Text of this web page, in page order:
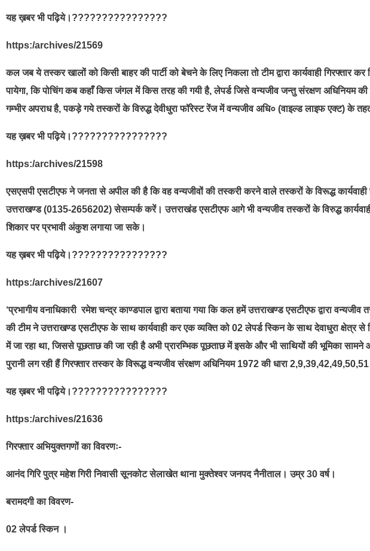
यह ख़बर भी पढ़िये।????????????????
https:/archives/21569
कल जब ये तस्कर खालों को किसी बाहर की पार्टी को बेचने के लिए निकला तो टीम द्वारा कार्यवाही गिरफ्तार
पायेगा, कि पोचिंग कब कहाँ किस जंगल में किस तरह की गयी है, लेपर्ड जिसे वन्यजीव जन्तु संरक्षण अधिनियम
गम्भीर अपराध है, पकड़े गये तस्करों के विरुद्ध देवीधुरा फॉरेस्ट रेंज में वन्यजीव अधि० (वाइल्ड लाइफ एक्ट) के
यह ख़बर भी पढ़िये।????????????????
https:/archives/21598
एसएसपी एसटीएफ ने जनता से अपील की है कि वह वन्यजीवों की तस्करी करने वाले तस्करों के विरूद्ध
उत्तराखण्ड (0135-2656202) सेसम्पर्क करें। उत्तराखंड एसटीएफ आगे भी वन्यजीव तस्करों के विरुद्ध
शिकार पर प्रभावी अंकुश लगाया जा सके।
यह ख़बर भी पढ़िये।????????????????
https:/archives/21607
‘प्रभागीय वनाधिकारी रमेश चन्द्र काण्डपाल द्वारा बताया गया कि कल हमें उत्तराखण्ड एसटीएफ द्वारा
की टीम ने उत्तराखण्ड एसटीएफ के साथ कार्यवाही कर एक व्यक्ति को 02 लेपर्ड स्किन के साथ देवाधुरा क्षेत्र
में जा रहा था, जिससे पूछताछ की जा रही है अभी प्रारम्भिक पूछताछ में इसके और भी साथियों की भूमिका सामने
पुरानी लग रही हैं गिरफ्तार तस्कर के विरूद्ध वन्यजीव संरक्षण अधिनियम 1972 की धारा
यह ख़बर भी पढ़िये।????????????????
https:/archives/21636
गिरफ्तार अभियुक्तगणों का विवरणः-
आनंद गिरि पुत्र महेश गिरी निवासी सूनकोट सेलाखेत थाना मुक्तेश्वर जनपद नैनीताल। उम्र 30 वर्ष।
बरामदगी का विवरण-
02 लेपर्ड स्किन ।